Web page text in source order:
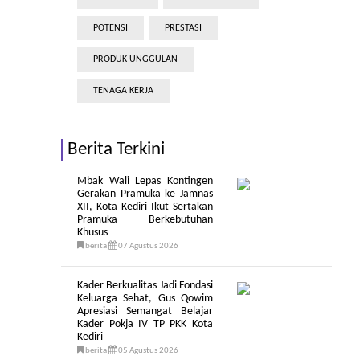
POTENSI PRESTASI
PRODUK UNGGULAN
TENAGA KERJA
Berita Terkini
Mbak Wali Lepas Kontingen
Gerakan Pramuka ke Jamnas
XII, Kota Kediri Ikut Sertakan
Pramuka Berkebutuhan
Khusus
berita 07 Agustus 2026
Kader Berkualitas Jadi Fondasi
Keluarga Sehat, Gus Qowim
Apresiasi Semangat Belajar
Kader Pokja IV TP PKK Kota
Kediri
berita 05 Agustus 2026